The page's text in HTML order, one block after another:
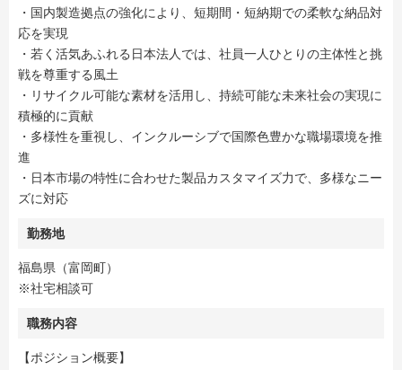
・国内製造拠点の強化により、短期間・短納期での柔軟な納品対
応を実現
・若く活気あふれる日本法人では、社員一人ひとりの主体性と挑
戦を尊重する風土
・リサイクル可能な素材を活用し、持続可能な未来社会の実現に
積極的に貢献
・多様性を重視し、インクルーシブで国際色豊かな職場環境を推
進
・日本市場の特性に合わせた製品カスタマイズ力で、多様なニー
ズに対応
勤務地
福島県（富岡町）
※社宅相談可
職務内容
【ポジション概要】